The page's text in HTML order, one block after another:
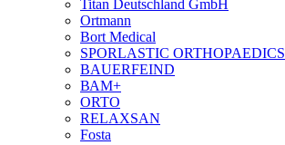
Titan Deutschland GmbH
Ortmann
Bort Medical
SPORLASTIC ORTHOPAEDICS
BAUERFEIND
ВАМ+
ORTO
RELAXSAN
Fosta